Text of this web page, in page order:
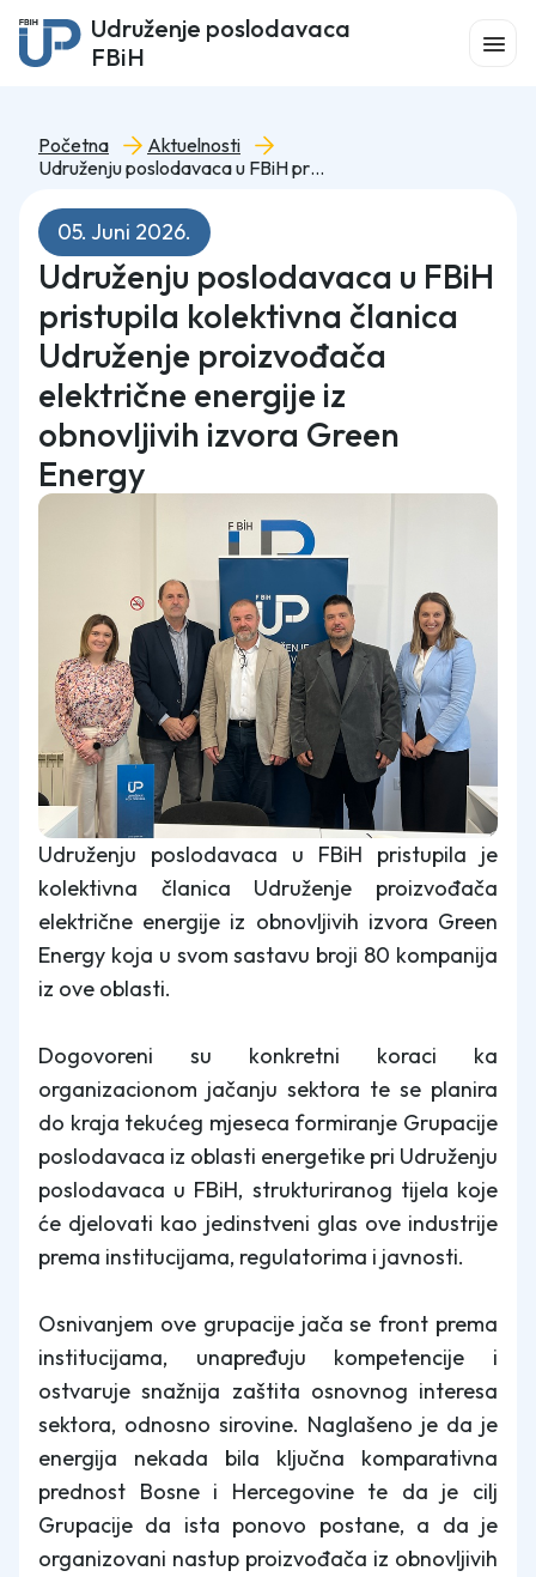
Udruženje poslodavaca
FBiH
Početna
Aktuelnosti
Udruženju poslodavaca u FBiH pristupila kolektivna članica Udruženje proizvođača električne energije iz obnovljivih izvora Green Energy
05. Juni 2026.
Udruženju poslodavaca u FBiH
pristupila kolektivna članica
Udruženje proizvođača
električne energije iz
obnovljivih izvora Green
Energy
Udruženju poslodavaca u FBiH pristupila je
kolektivna članica Udruženje proizvođača
električne energije iz obnovljivih izvora Green
Energy koja u svom sastavu broji 80 kompanija
iz ove oblasti.
Dogovoreni su konkretni koraci ka
organizacionom jačanju sektora te se planira
do kraja tekućeg mjeseca formiranje Grupacije
poslodavaca iz oblasti energetike pri Udruženju
poslodavaca u FBiH, strukturiranog tijela koje
će djelovati kao jedinstveni glas ove industrije
prema institucijama, regulatorima i javnosti.
Osnivanjem ove grupacije jača se front prema
institucijama, unapređuju kompetencije i
ostvaruje snažnija zaštita osnovnog interesa
sektora, odnosno sirovine. Naglašeno je da je
energija nekada bila ključna komparativna
prednost Bosne i Hercegovine te da je cilj
Grupacije da ista ponovo postane, a da je
organizovani nastup proizvođača iz obnovljivih